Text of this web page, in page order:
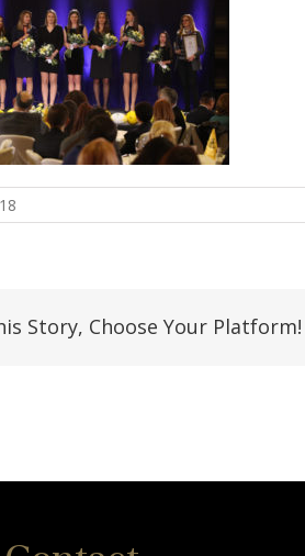
Story, Choose Your Platform!